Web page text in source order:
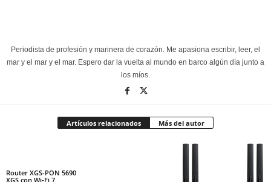
Periodista de profesión y marinera de corazón. Me apasiona escribir, leer, el
mar y el mar y el mar. Espero dar la vuelta al mundo en barco algún día junto a
los míos.
Artículos relacionados Más del autor
Router XGS-PON 5690
XGS con Wi‑Fi 7